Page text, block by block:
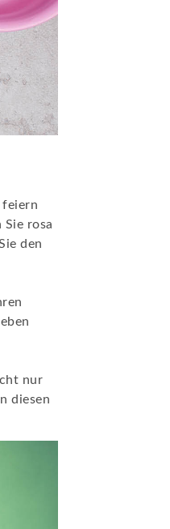
feiern
rosa
den
nur
diesen